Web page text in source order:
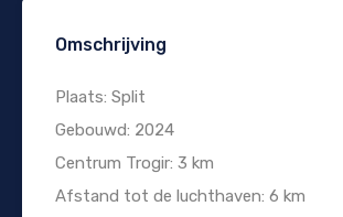
Omschrijving
Plaats: Split
Gebouwd: 2024
Centrum Trogir: 3 km
Afstand tot de luchthaven: 6 km